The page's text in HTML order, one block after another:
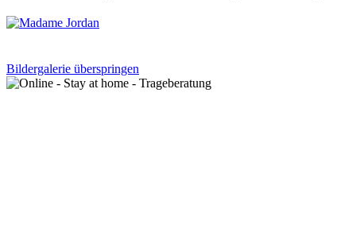
Bildergalerie überspringen